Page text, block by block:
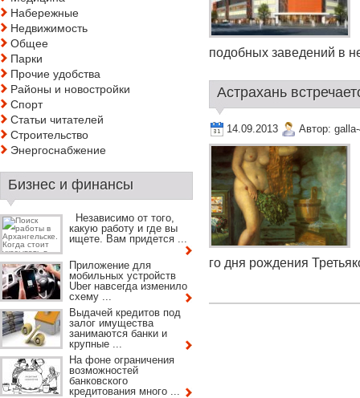
подобных заведений в
Астрахань
14.09.2013 Автор:
го дня рождения
Набережные
Недвижимость
Общее
Парки
Прочие удобства
Районы и новостройки
Спорт
Статьи читателей
Строительство
Энергоснабжение
Бизнес и финансы
Независимо от того,
какую работу и где вы
ищете. Вам придется ...
Приложение для
мобильных устройств
Uber навсегда изменило
схему ...
Выдачей кредитов под
залог имущества
занимаются банки и
крупные ...
На фоне ограничения
возможностей
банковского
кредитования много ...